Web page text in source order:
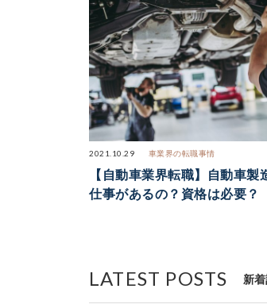
2021.10.29 車業界の転職事情
【自動車業界転職】自動車製
仕事があるの？資格は必要？
LATEST POSTS 新